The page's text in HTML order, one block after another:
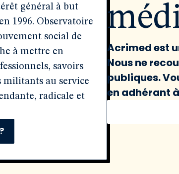
général à but
1996. Observatoire
social de
à mettre en
savoirs
militants au service
radicale et
Acrimed est
Nous ne
publiques.
en adhérant